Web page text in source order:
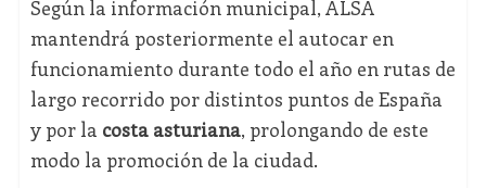
Según la información municipal, ALSA
mantendrá posteriormente el autocar en
funcionamiento durante todo el año en rutas de
largo recorrido por distintos puntos de España
y por la costa asturiana, prolongando de este
modo la promoción de la ciudad.